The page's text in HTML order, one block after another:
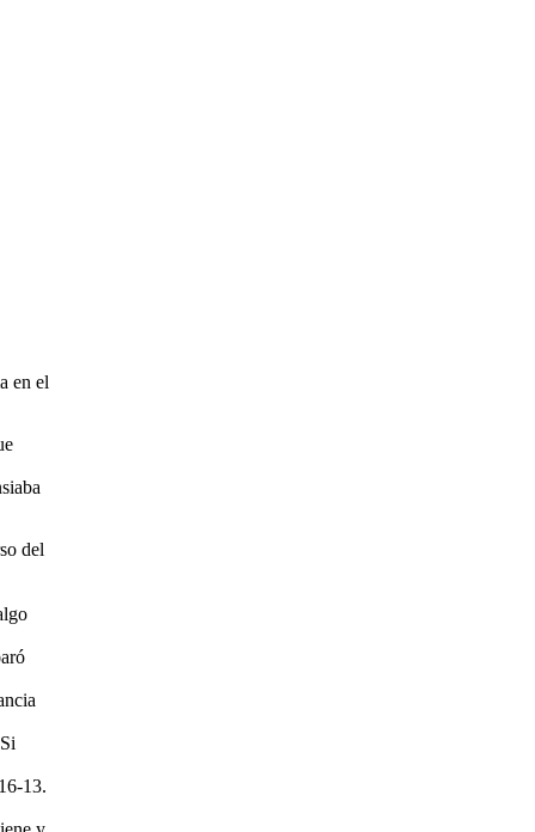
en el
del
13.